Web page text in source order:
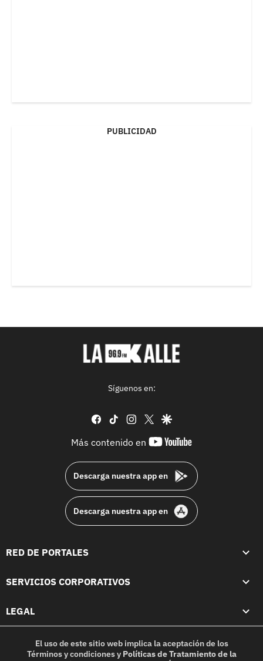
PUBLICIDAD
Síguenos en:
facebook
tiktok instagram
twittergoogle
Más contenido en
youtube-
Descarga nuestra app en
Descarga nuestra app en
RED DE PORTALES
SERVICIOS CORPORATIVOS
LEGAL
El uso de este sitio web implica la aceptación de los
Términos y condicionesy Políticas de Tratamiento de la